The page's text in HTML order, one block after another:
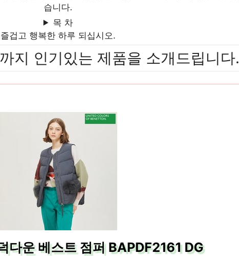
습니다.
목 차
즐겁고 행복한 하루 되십시오.
지 인기있는 제품을 소개드립니다.
다운 베스트 점퍼 BAPDF2161 DG